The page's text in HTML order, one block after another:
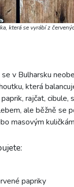
která se vyrábí z
v Bulharsku
která
rajčat,
ale běžně se
masovým
papriky